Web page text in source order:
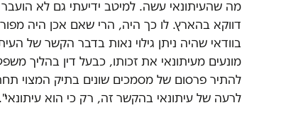
מה שהעיתונאי עשה. למיטב ידיעתי גם לא
דווקא בהארץ. לו כך היה, הרי שאם אכן היה
בוודאי שהיה ניתן גילוי נאות בדבר הקשר של
מונעים מעיתונאי את זכותו, כבעל דין בהליך
להתיר פרסום של מסמכים שונים בתיק המצוי
לרעה של עיתונאי בהקשר זה, רק כי הוא עיתונאי".